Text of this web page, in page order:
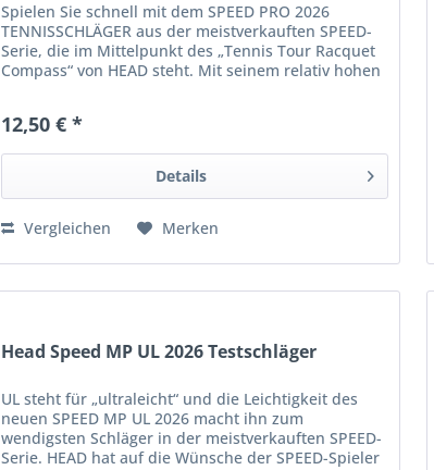
Spielen Sie schnell mit dem SPEED PRO 2026
TENNISSCHLÄGER aus der meistverkauften SPEED-
Serie, die im Mittelpunkt des „Tennis Tour Racquet
Compass“ von HEAD steht. Mit seinem relativ hohen
12,50 € *
Details
Vergleichen Merken
Head Speed MP UL 2026 Testschläger
UL steht für „ultraleicht“ und die Leichtigkeit des
neuen SPEED MP UL 2026 macht ihn zum
wendigsten Schläger in der meistverkauften SPEED-
Serie. HEAD hat auf die Wünsche der SPEED-Spieler